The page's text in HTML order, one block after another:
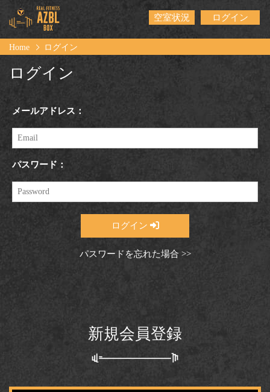
空室状況 ログイン
Home ログイン
ログイン
メールアドレス：
パスワード：
ログイン
パスワードを忘れた場合 >>
新規会員登録